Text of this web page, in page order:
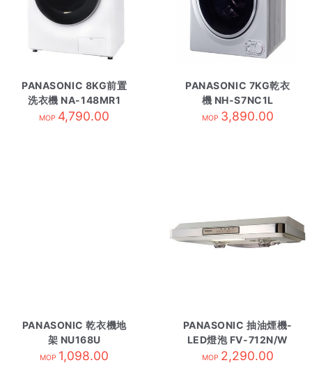
PANASONIC 8KG前置
洗衣機 NA-148MR1
MOP 4,790.00
PANASONIC 7KG乾衣
機 NH-S7NC1L
MOP 3,890.00
PANASONIC 乾衣機地
架 NU168U
MOP 1,098.00
PANASONIC 抽油煙機-
LED燈泡 FV-712N/W
白
MOP 2,290.00